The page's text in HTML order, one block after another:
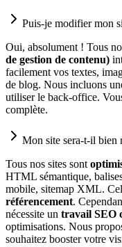
Puis-je modifier mon
Oui, absolument ! Tous
de gestion de contenu)
facilement vos textes,
de blog. Nous incluons
utiliser le back-office.
complète.
Mon site sera-t-il bien
Tous nos sites sont
HTML sémantique,
mobile, sitemap XML.
référencement.
nécessite un travail SEO
optimisations. Nous
souhaitez booster votre